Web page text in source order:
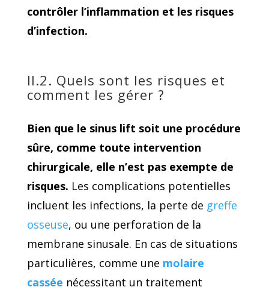
contrôler l’inflammation et les risques
d’infection.
II.2. Quels sont les risques et
comment les gérer ?
Bien que le sinus lift soit une procédure
sûre, comme toute intervention
chirurgicale, elle n’est pas exempte de
risques. Les complications potentielles
incluent les infections, la perte de greffe
osseuse, ou une perforation de la
membrane sinusale. En cas de situations
particulières, comme une molaire
cassée nécessitant un traitement